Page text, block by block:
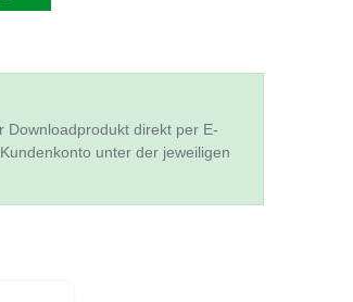
Downloadprodukt direkt per E-
unter der jeweiligen